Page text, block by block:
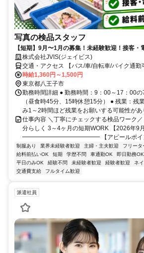
写真の検品スタッフ
【短期】9月〜1月の募集！未経験歓迎！接客・
株式会社JVIS(ジェイビス)
交通・アクセス 【バス/車/自転車/バイク通勤
(JVIS)前】目の前、【薬師前・ジェイビス
時給1,360円～1,500円
東京都八王子市
勤務時間詳細 ● 勤務時間：9：00～17：00
（昼食時45分、15時休憩15分） ● 残業：残
み1～2時間ほど残業をお願いする可能性があ
仕事内容 ＼丁寧にチェックする検品ワーク
分らしく 3～4ヶ月の短期WORK 【2026年9
━━━━━━━━━━━━━ 【アピールポイン
制服あり 業界未経験者歓迎 主婦・主夫歓迎 フリータ
給料前払いOK
短期 学歴不問 車通勤OK 即日勤務OK
平日のみOK
経験不問 未経験者歓迎 経験者歓迎 ネ
交通費支給
フルタイム歓迎
派遣社員